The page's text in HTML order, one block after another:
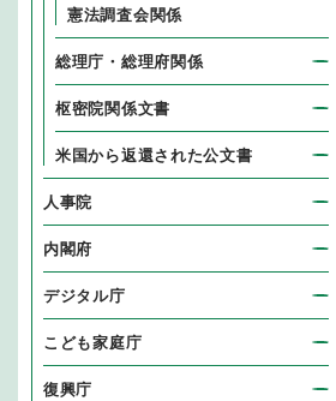
憲法調査会関係
総理庁・総理府関係
枢密院関係文書
米国から返還された公文書
人事院
内閣府
デジタル庁
こども家庭庁
復興庁